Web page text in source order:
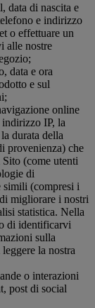
data di nascita e
e indirizzo
o effettuare un
alle nostre
data e ora
e sul
online
IP, la
durata della
provenienza) che
(come utenti
di
simili (compresi i
migliorare i nostri
statistica. Nella
di identificarvi
sulla
la nostra
o interazioni
post di social